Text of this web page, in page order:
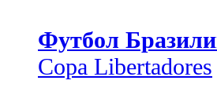
Футбол
Copa Libertadores